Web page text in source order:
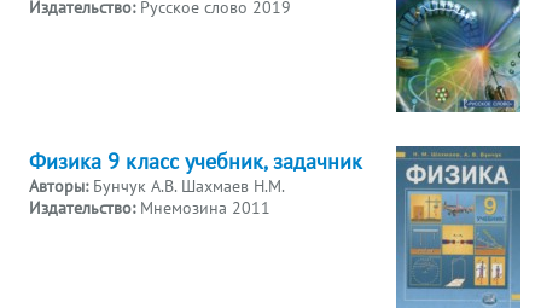
Издательство: Русское слово 2019
Физика 9 класс учебник, задачник
Авторы: Бунчук А.В. Шахмаев Н.М.
Издательство: Мнемозина 2011